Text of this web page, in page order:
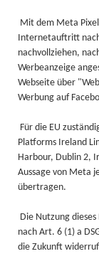
Mit dem Meta
Internetauftritt
nachvollziehen,
Werbeanzeige
Webseite über
Werbung auf
Für die EU
Platforms Ireland
Harbour, Dublin 2,
Aussage von Meta
übertragen.
Die Nutzung
nach Art. 6 (1) a
die Zukunft